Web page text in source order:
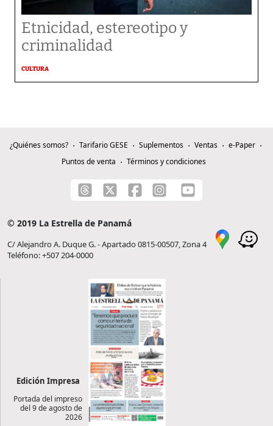
Etnicidad, estereotipo y
criminalidad
CULTURA
¿Quiénes somos? Tarifario GESE Suplementos Ventas
e-Paper
Puntos de venta
Términos y condiciones
© 2019 La Estrella de Panamá
C/ Alejandro A. Duque G. - Apartado 0815-00507, Zona 4
Teléfono: +507 204-0000
Edición Impresa
Portada del impreso
del 9 de agosto de
2026